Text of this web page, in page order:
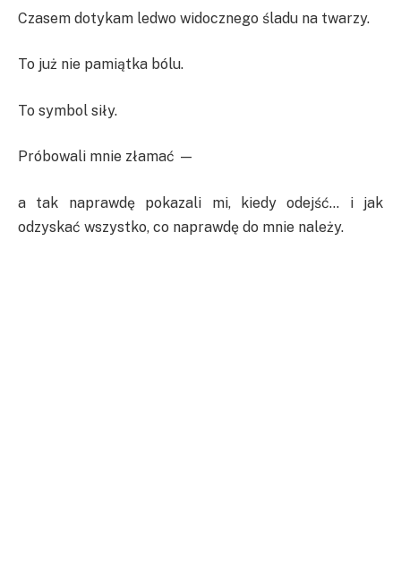
Czasem dotykam ledwo widocznego śladu na twarzy.
To już nie pamiątka bólu.
To symbol siły.
Próbowali mnie złamać —
a tak naprawdę pokazali mi, kiedy odejść… i jak
odzyskać wszystko, co naprawdę do mnie należy.